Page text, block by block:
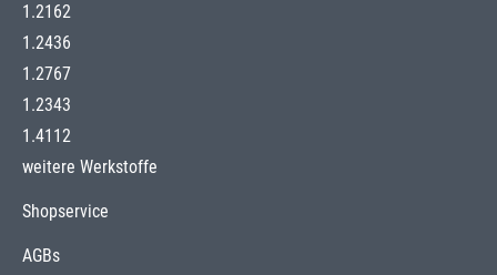
1.2162
1.2436
1.2767
1.2343
1.4112
weitere Werkstoffe
Shopservice
AGBs